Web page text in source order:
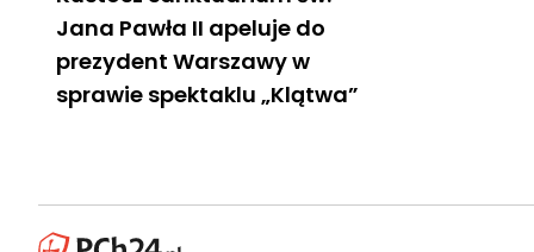
Jana Pawła II apeluje do
prezydent Warszawy w
sprawie spektaklu „Klątwa”